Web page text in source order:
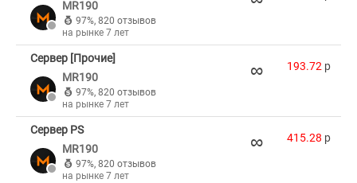
MR190
97%, 820 отзывов
на рынке 7 лет
Сервер [Прочие]
MR190
97%, 820 отзывов
на рынке 7 лет
∞ 193.72 p
Сервер PS
MR190
97%, 820 отзывов
на рынке 7 лет
∞ 415.28 p